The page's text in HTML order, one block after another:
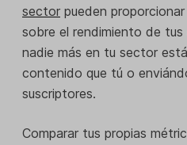
sector pueden
sobre el rendimiento de
nadie más en tu sector
contenido que tú o
suscriptores.
Comparar tus propias